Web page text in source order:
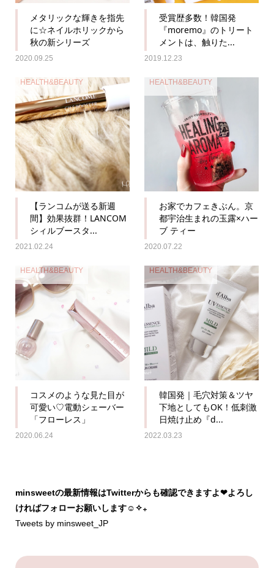
メタリックな輝きを指先
に☆ネイルホリックから
秋の新シリーズ
2020.09.25
受賞歴多数！韓国発
『moremo』のトリート
メントは、触りた...
2019.12.23
HEALTH&BEAUTY
【ランコムが送る新週
間】効果抜群！LANCOM
シィルブースタ...
2021.02.24
HEALTH&BEAUTY
お家でカフェきぶん。京
都宇治生まれの玉露×ハー
ブ ティー
2020.07.22
HEALTH&BEAUTY
コスメのような見た目が
可愛い♡電動シェーバー
「フローレス」
2020.06.24
HEALTH&BEAUTY
韓国発｜毛穴対策＆ツヤ
下地としてもOK！低刺激
日焼け止め『d...
2022.03.23
minsweetの最新情報はTwitterからも確認できますよ❤︎よろし
ければフォローお願いします☺︎✧₊
Tweets by minsweet_JP